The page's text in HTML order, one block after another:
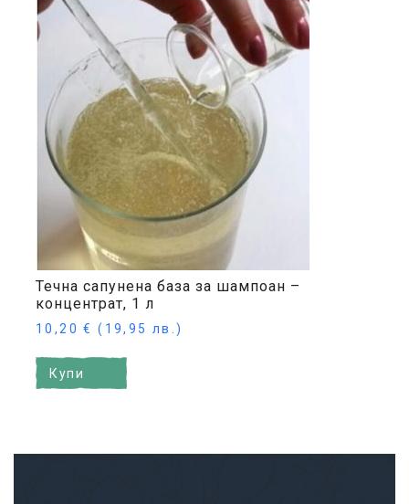
Течна сапунена база за шампоан –
концентрат, 1 л
10,20€ (19,95 лв.)
Купи